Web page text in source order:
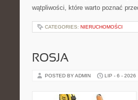
wątpliwości, które warto poznać
CATEGORIES: NIERUCHOMOŚCI
ROSJA
POSTED BY ADMIN LIP - 6 - 2026